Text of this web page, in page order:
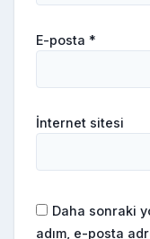
E-posta *
İnternet sitesi
Daha sonraki
adım, e-posta